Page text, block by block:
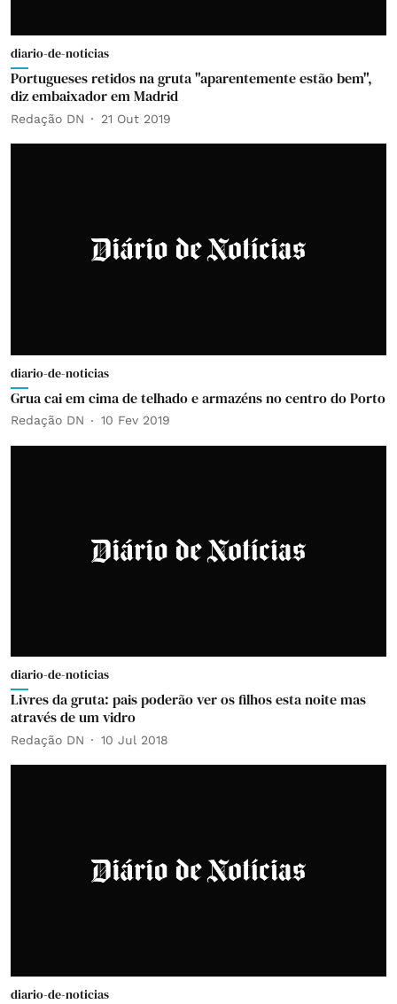
diario-de-noticias
Portugueses retidos na gruta "aparentemente estão bem",
diz embaixador em Madrid
Redação DN 21 Out 2019
diario-de-noticias
Grua cai em cima de telhado e armazéns no centro do Porto
Redação DN 10 Fev 2019
diario-de-noticias
Livres da gruta: pais poderão ver os filhos esta noite mas
através de um vidro
Redação DN 10 Jul 2018
diario-de-noticias